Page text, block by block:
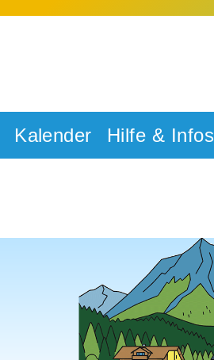
Kalender Hilfe & Infos